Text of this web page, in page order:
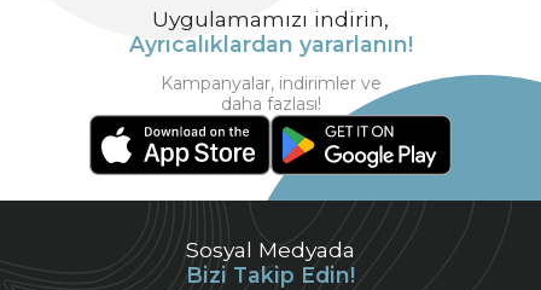
Sosyal Medyada
Bizi Takip Edin!
Uygulamamızı indirin,
Ayrıcalıklardan yararlanın!
Kampanyalar, indirimler ve
daha fazlası!